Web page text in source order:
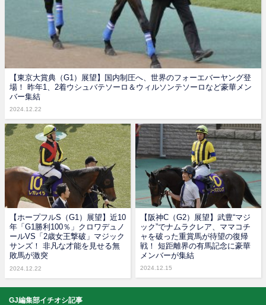
【東京大賞典（G1）展望】国内制圧へ、世界のフォーエバーヤング登
場！ 昨年1、2着ウシュバテソーロ＆ウィルソンテソーロなど豪華メン
バー集結
2024.12.22
【ホープフルS（G1）展望】近10
年「G1勝利100％」クロワデュノ
ールVS「2歳女王撃破」マジック
サンズ！ 非凡な才能を見せる無
敗馬が激突
2024.12.22
【阪神C（G2）展望】武豊“マジ
ック”でナムラクレア、ママコチ
ャを破った重賞馬が待望の復帰
戦！ 短距離界の有馬記念に豪華
メンバーが集結
2024.12.15
GJ編集部イチオシ記事